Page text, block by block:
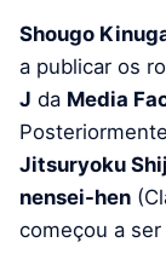
Shougo
a publicar os
J da Media
Jitsuryoku
nensei-hen
começou a